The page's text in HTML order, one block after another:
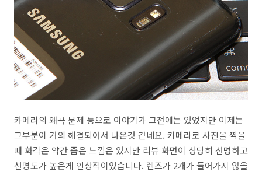
카메라의 왜곡 문제 등으로 이야기가 그전에는 있었지만 이제는
그부분이 거의 해결되어서 나온것 같네요. 카메라로 사진을 찍을
때 화각은 약간 좁은 느낌은 있지만 리뷰 화면이 상당히 선명하고
선명도가 높은게 인상적이었습니다. 렌즈가 2개가 들어가지 않을